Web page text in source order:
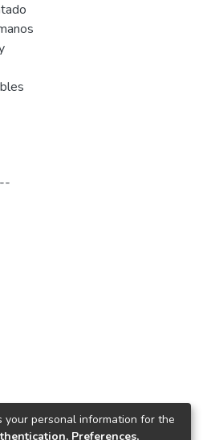
your personal information for the
Preferences,